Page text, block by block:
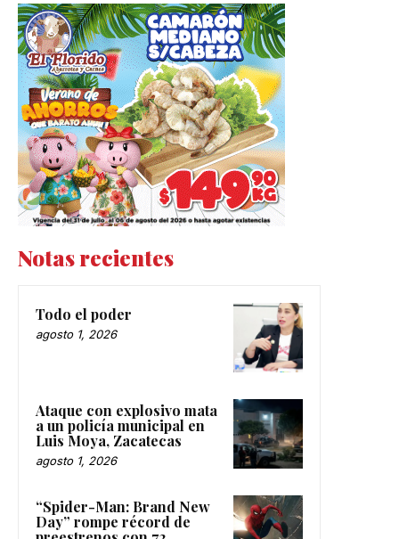
Notas recientes
Todo el poder
agosto 1, 2026
Ataque con explosivo mata
a un policía municipal en
Luis Moya, Zacatecas
agosto 1, 2026
“Spider-Man: Brand New
Day” rompe récord de